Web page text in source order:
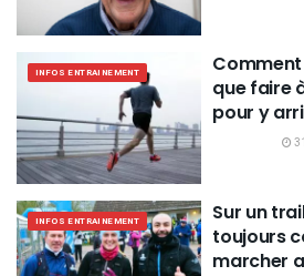
INFOS ENTRAINEMENT
que faire
pour y
INFOS ENTRAINEMENT
Sur un
toujours
marcher